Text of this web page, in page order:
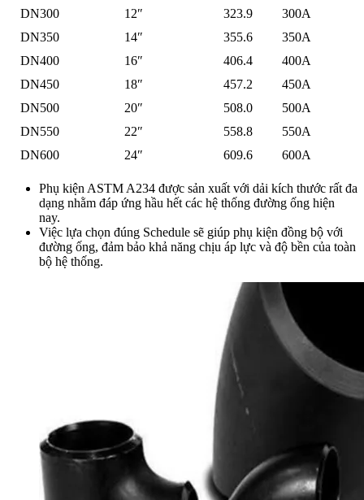
DN300
12″ 323.9
300A
DN350
14″ 355.6
350A
DN400
16″ 406.4
400A
DN450
18″ 457.2
450A
DN500
20″ 508.0
500A
DN550
22″ 558.8
550A
DN600
24″ 609.6 600A
Phụ kiện ASTM A234 được sản xuất với dải kích thước rất đa
dạng nhằm đáp ứng hầu hết các hệ thống đường ống hiện
nay.
Việc lựa chọn đúng Schedule sẽ giúp phụ kiện đồng bộ với
đường ống, đảm bảo khả năng chịu áp lực và độ bền của toàn
bộ hệ thống.